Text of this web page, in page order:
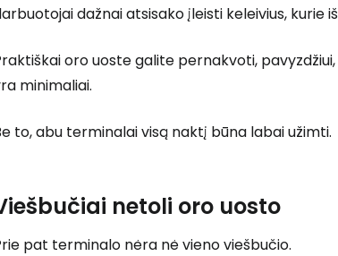
dažnai atsisako įleisti keleivius, kurie
oro uoste galite pernakvoti,
minimaliai.
to, abu terminalai visą naktį būna labai užimti.
netoli oro uosto
pat terminalo nėra nė vieno viešbučio.